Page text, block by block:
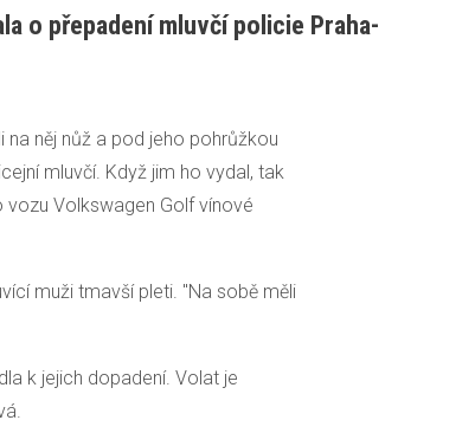
o přepadení mluvčí policie Praha-
něj nůž a pod jeho pohrůžkou
mluvčí. Když jim ho vydal, tak
Volkswagen Golf vínové
muži tmavší pleti. "Na sobě měli
k jejich dopadení. Volat je